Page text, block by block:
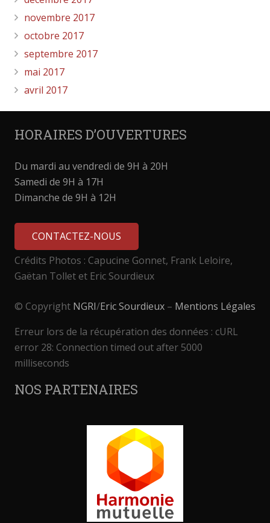
novembre 2017
octobre 2017
septembre 2017
mai 2017
avril 2017
HORAIRES D’OUVERTURES
Du mardi au vendredi de 9H à 20H
Samedi de 9H à 17H
Dimanche de 9H à 12H
CONTACTEZ-NOUS
Crédits Photos : Capucine Gonnet, Frank Leloire,
Gaëtan Tollet et Eric Sourdieux
© Copyright NGRI/Eric Sourdieux – Mentions Légales
Erreur lors de la récupération des données : cURL
error 28: Connection timed out after 5000
milliseconds
NOS PARTENAIRES